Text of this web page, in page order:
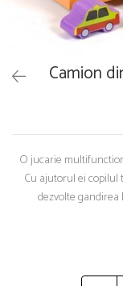
Papusi si accesorii
Trenulete si masinute
Camion
O jucarie
Cu ajutorul ei copilul
dezvolte gandirea